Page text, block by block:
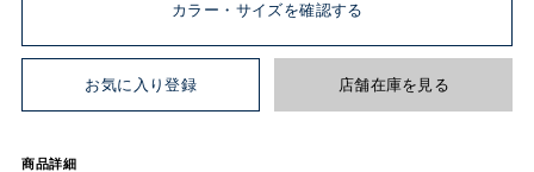
カラー・サイズを確認する
お気に入り登録 店舗在庫を見る
商品詳細